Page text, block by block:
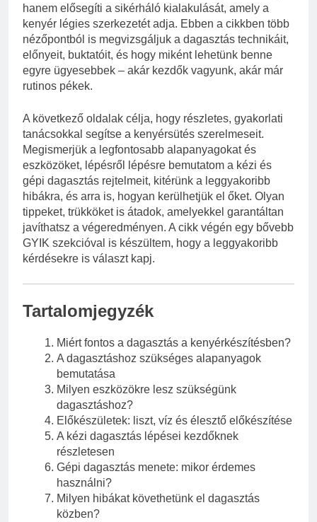
hanem elősegíti a sikérháló kialakulását, amely a
kenyér légies szerkezetét adja. Ebben a cikkben több
nézőpontból is megvizsgáljuk a dagasztás technikáit,
előnyeit, buktatóit, és hogy miként lehetünk benne
egyre ügyesebbek – akár kezdők vagyunk, akár már
rutinos pékek.
A következő oldalak célja, hogy részletes, gyakorlati
tanácsokkal segítse a kenyérsütés szerelmeseit.
Megismerjük a legfontosabb alapanyagokat és
eszközöket, lépésről lépésre bemutatom a kézi és
gépi dagasztás rejtelmeit, kitérünk a leggyakoribb
hibákra, és arra is, hogyan kerülhetjük el őket. Olyan
tippeket, trükköket is átadok, amelyekkel garantáltan
javíthatsz a végeredményen. A cikk végén egy bővebb
GYIK szekcióval is készültem, hogy a leggyakoribb
kérdésekre is választ kapj.
Tartalomjegyzék
Miért fontos a dagasztás a kenyérkészítésben?
A dagasztáshoz szükséges alapanyagok
bemutatása
Milyen eszközökre lesz szükségünk
dagasztáshoz?
Előkészületek: liszt, víz és élesztő előkészítése
A kézi dagasztás lépései kezdőknek
részletesen
Gépi dagasztás menete: mikor érdemes
használni?
Milyen hibákat követhetünk el dagasztás
közben?